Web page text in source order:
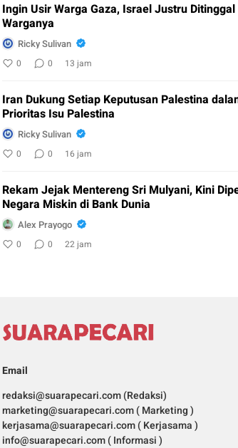
Ingin Usir Warga Gaza, Israel Justru
Warganya
Ricky Sulivan
0 0 13 jam
Iran Dukung Setiap Keputusan Palestina
Prioritas Isu Palestina
Ricky Sulivan
0 0 16 jam
Rekam Jejak Mentereng Sri Mulyani, Kini
Negara Miskin di Bank Dunia
Alex Prayogo
0 0 22 jam
Email
redaksi@suarapecari.com (Redaksi)
marketing@suarapecari.com ( Marketing )
kerjasama@suarapecari.com ( Kerjasama )
info@suarapecari.com ( Informasi )